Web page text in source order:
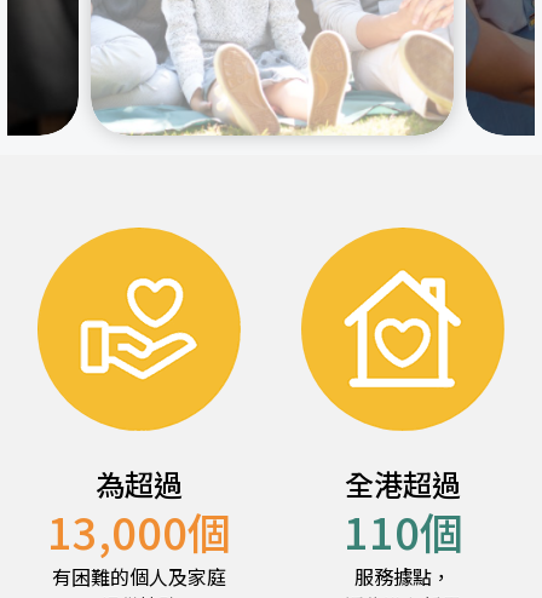
為超過
13,000個
有困難的個人及家庭
全港超過
110個
服務據點，